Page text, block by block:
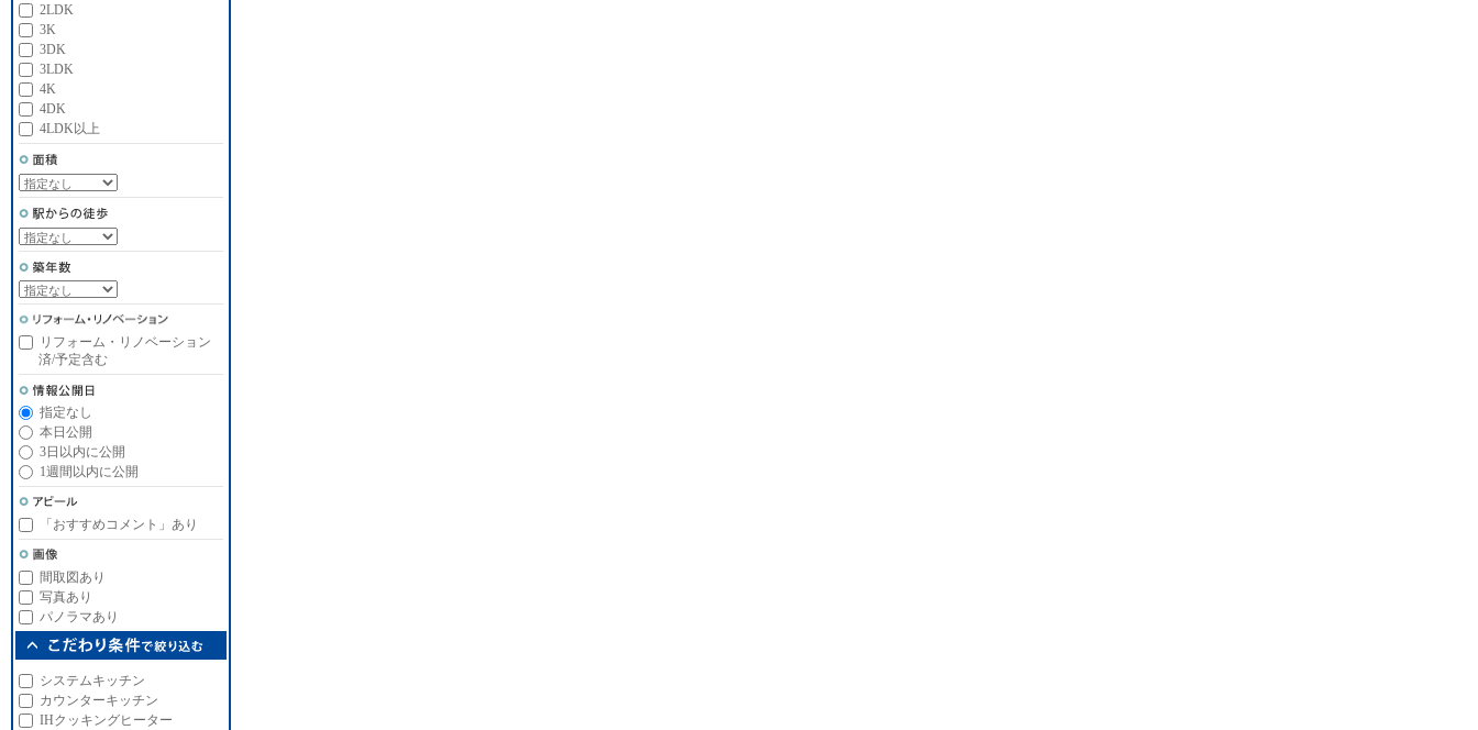
2LDK
3K
3DK
3LDK
4K
4DK
4LDK以上
リフォーム・リノベーション
済/予定含む
指定なし
本日公開
3日以内に公開
1週間以内に公開
「おすすめコメント」あり
間取図あり
写真あり
パノラマあり
システムキッチン
カウンターキッチン
IHクッキングヒーター